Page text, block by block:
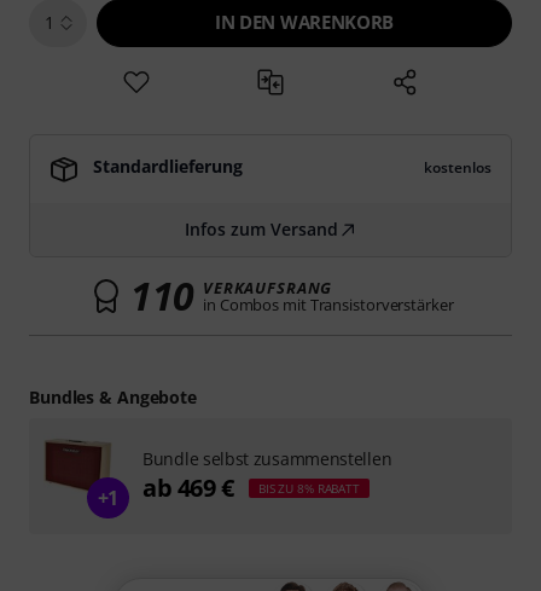
1 IN DEN WARENKORB
Standardlieferung kostenlos
Infos zum Versand
110 VERKAUFSRANG
in Combos mit Transistorverstärker
Bundles & Angebote
+1
Bundle selbst zusammenstellen
ab 469 € BIS ZU 8% RABATT